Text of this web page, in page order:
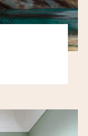
og står i
ute